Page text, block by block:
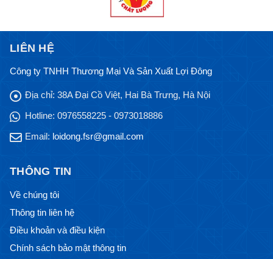
LIÊN HỆ
Công ty TNHH Thương Mại Và Sản Xuất Lợi Đông
Địa chỉ: 38A Đại Cồ Việt, Hai Bà Trưng, Hà Nội
Hotline: 0976558225 - 0973018886
Email: loidong.fsr@gmail.com
THÔNG TIN
Về chúng tôi
Thông tin liên hệ
Điều khoản và điều kiện
Chính sách bảo mật thông tin